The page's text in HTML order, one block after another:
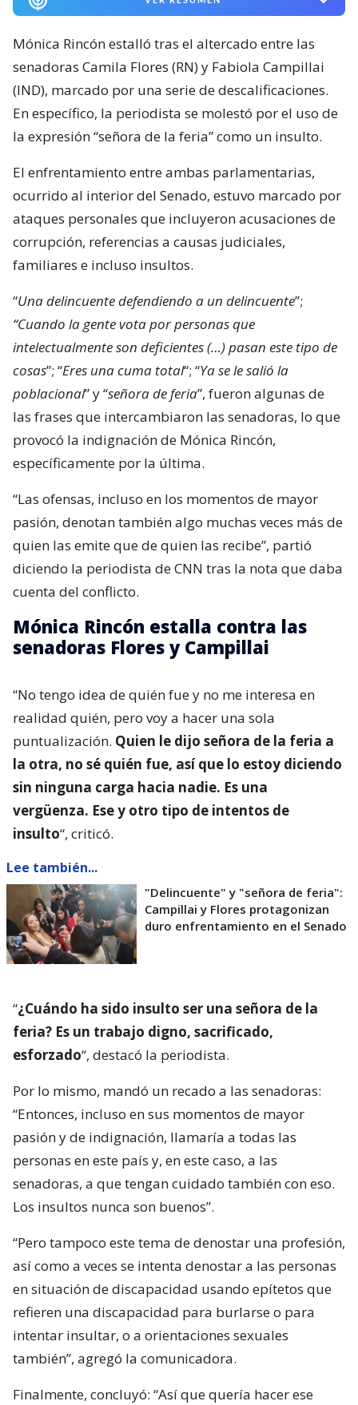
Mónica Rincón estalló tras el altercado entre las
senadoras Camila Flores (RN) y Fabiola Campillai
(IND), marcado por una serie de descalificaciones.
En específico, la periodista se molestó por el uso de
la expresión “señora de la feria” como un insulto.
El enfrentamiento entre ambas parlamentarias,
ocurrido al interior del Senado, estuvo marcado por
ataques personales que incluyeron acusaciones de
corrupción, referencias a causas judiciales,
familiares e incluso insultos.
“Una delincuente defendiendo a un delincuente”;
“Cuando la gente vota por personas que
intelectualmente son deficientes (…) pasan este tipo de
cosas”; “Eres una cuma total“; “Ya se le salió la
poblacional” y “señora de feria”, fueron algunas de
las frases que intercambiaron las senadoras, lo que
provocó la indignación de Mónica Rincón,
específicamente por la última.
“Las ofensas, incluso en los momentos de mayor
pasión, denotan también algo muchas veces más de
quien las emite que de quien las recibe”, partió
diciendo la periodista de CNN tras la nota que daba
cuenta del conflicto.
Mónica Rincón estalla contra las
senadoras Flores y Campillai
“No tengo idea de quién fue y no me interesa en
realidad quién, pero voy a hacer una sola
puntualización. Quien le dijo señora de la feria a
la otra, no sé quién fue, así que lo estoy diciendo
sin ninguna carga hacia nadie. Es una
vergüenza. Ese y otro tipo de intentos de
insulto“, criticó.
Lee también...
"Delincuente" y "señora de feria":
Campillai y Flores protagonizan
duro enfrentamiento en el Senado
“¿Cuándo ha sido insulto ser una señora de la
feria? Es un trabajo digno, sacrificado,
esforzado“, destacó la periodista.
Por lo mismo, mandó un recado a las senadoras:
“Entonces, incluso en sus momentos de mayor
pasión y de indignación, llamaría a todas las
personas en este país y, en este caso, a las
senadoras, a que tengan cuidado también con eso.
Los insultos nunca son buenos”.
“Pero tampoco este tema de denostar una profesión,
así como a veces se intenta denostar a las personas
en situación de discapacidad usando epítetos que
refieren una discapacidad para burlarse o para
intentar insultar, o a orientaciones sexuales
también”, agregó la comunicadora.
Finalmente, concluyó: “Así que quería hacer ese